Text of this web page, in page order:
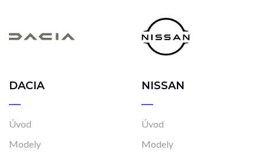
DACIA
Úvod
Modely
NISSAN
Úvod
Modely